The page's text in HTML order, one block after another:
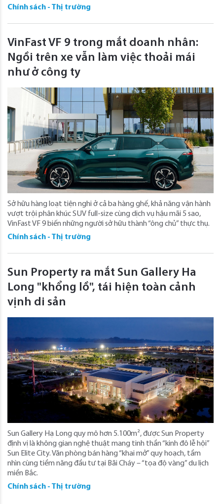
Chính sách - Thị trường
VinFast VF 9 trong mắt doanh nhân:
Ngồi trên xe vẫn làm việc thoải mái
như ở công ty
Sở hữu hàng loạt tiện nghi ở cả ba hàng ghế, khả năng vận hành
vượt trội phân khúc SUV full-size cùng dịch vụ hậu mãi 5 sao,
VinFast VF 9 biến những người sở hữu thành “ông chủ” thực thụ.
Chính sách - Thị trường
Sun Property ra mắt Sun Gallery Ha
Long "khổng lồ", tái hiện toàn cảnh
vịnh di sản
Sun Gallery Hạ Long quy mô hơn 5.100m², được Sun Property
định vị là không gian nghệ thuật mang tinh thần “kinh đô lễ hội”
Sun Elite City. Văn phòng bán hàng “khai mở” quy hoạch, tầm
nhìn cùng tiềm năng đầu tư tại Bãi Cháy – “tọa độ vàng” du lịch
miền Bắc.
Chính sách - Thị trường